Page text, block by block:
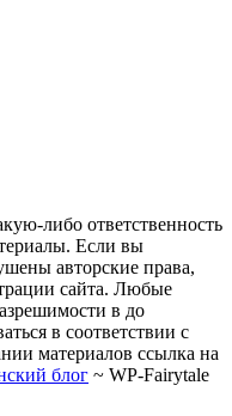
либо ответственность
Если вы
авторские права,
сайта. Любые
в до
в соответствии с
материалов ссылка на
блог ~ WP-Fairytale